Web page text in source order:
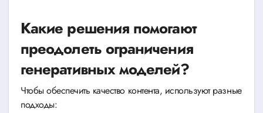
Какие решения помогают
преодолеть ограничения
генеративных моделей?
Чтобы обеспечить качество контента, используют разные
подходы: